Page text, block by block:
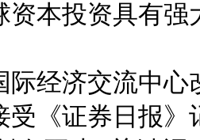
资本投资具有
济交流中心
受《证券日报